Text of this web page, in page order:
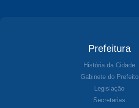
Prefeitura
História da Cidade
Gabinete do Prefeito
Legislação
Secretarias